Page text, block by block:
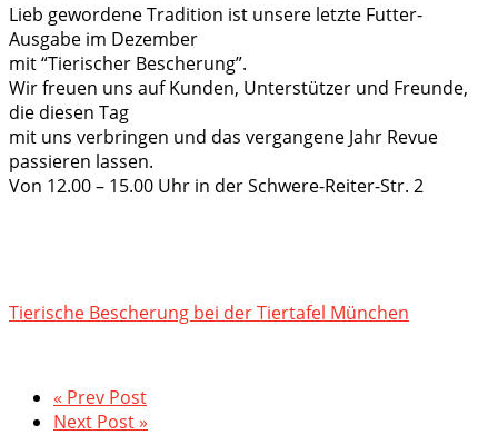
Lieb gewordene Tradition ist unsere letzte Futter-
Ausgabe im Dezember
mit “Tierischer Bescherung”.
Wir freuen uns auf Kunden, Unterstützer und Freunde,
die diesen Tag
mit uns verbringen und das vergangene Jahr Revue
passieren lassen.
Von 12.00 – 15.00 Uhr in der Schwere-Reiter-Str. 2
Tierische Bescherung bei der Tiertafel München
« Prev Post
Next Post »